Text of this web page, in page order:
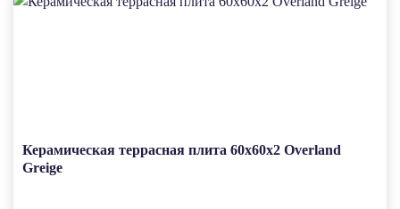
Керамическая террасная плита 60x60x2 Overland
Greige